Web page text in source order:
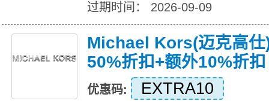
过期时间： 2026-09-09
Michael Kors(迈克高仕
50%折扣+额外10%折扣
优惠码: EXTRA10